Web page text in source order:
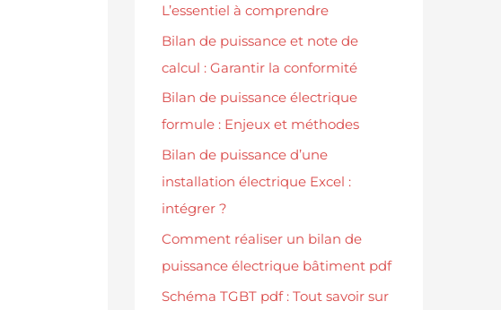
L’essentiel à comprendre
Bilan de puissance et note de
calcul : Garantir la conformité
Bilan de puissance électrique
formule : Enjeux et méthodes
Bilan de puissance d’une
installation électrique Excel :
intégrer ?
Comment réaliser un bilan de
puissance électrique bâtiment pdf
Schéma TGBT pdf : Tout savoir sur